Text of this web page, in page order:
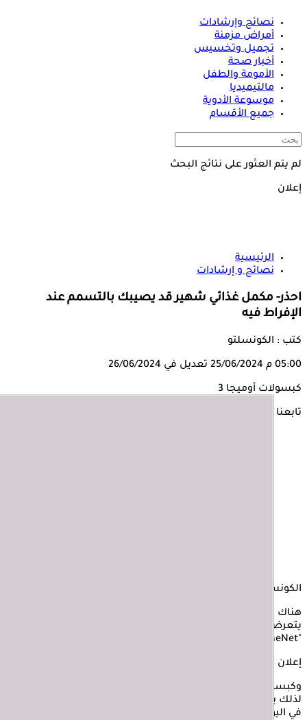
نصائح وإرشادات
أمراض مزمنة
تجميل وتخسيس
أخبار صحة
الأمومة والطفل
مالتيميديا
موسوعة الأدوية
جميع الأقسام
لم يتم العثور على نتائج البحث
إعلان
الرئيسية
نصائح و إرشادات
احذر- مكمل غذائي شهير قد يصيبك بالتسمم عند
الإفراط فيه
كتب : الكونسلتو
05:00 م 25/06/2024 تعديل في 26/06/2024
كبسولات أوميجا 3
تابعنا على
الكونسلتو
هناك مكمل غذائي شهير، إذا تم الحصول عليه بجرعات مرتفعة، قد
يتعرض الإنسان للإصابة بالتسمم، بحسب تقرير منشور بموقع
"MedicineNet".
إعلان
لذلك يجب استشارة الطبيب قبل تناولها، لتحديد الجرعة الآمنة منه
في اليوم، منعًا للإصابة بالتسمم.